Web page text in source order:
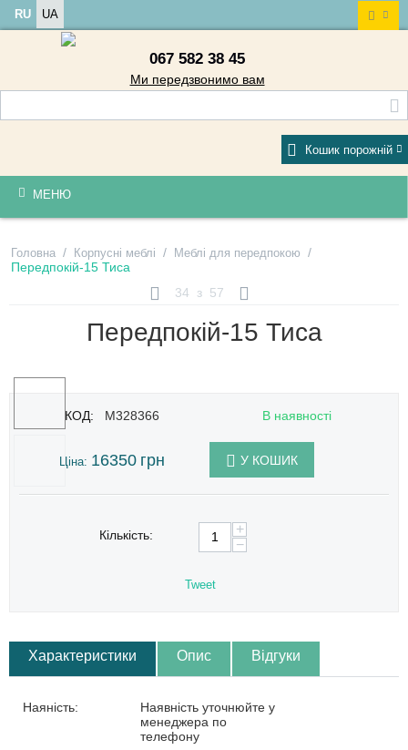
RU UA
067 582 38 45
Ми передзвонимо вам
Кошик порожній
МЕНЮ
Головна / Корпусні меблі / Меблі для передпокою /
Передпокій-15 Тиса
34
з 57
Передпокій-15 Тиса
КОД: M328366 В наявності
Ціна: 16350 грн У КОШИК
Кількість:
+
−
Tweet
Характеристики Опис Відгуки
Наяність:
Наявність уточнюйте у
менеджера по
телефону